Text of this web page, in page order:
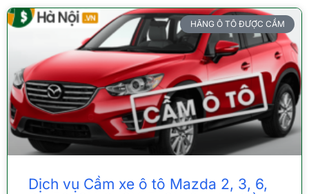
HÃNG Ô TÔ ĐƯỢC CẦM
Dịch vụ Cầm xe ô tô Mazda 2, 3, 6,